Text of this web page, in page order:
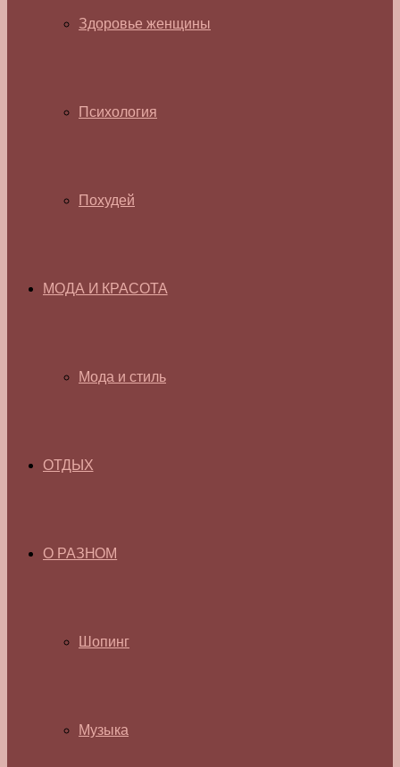
Здоровье женщины
Психология
Похудей
МОДА И КРАСОТА
Мода и стиль
ОТДЫХ
О РАЗНОМ
Шопинг
Музыка